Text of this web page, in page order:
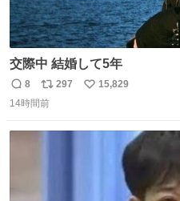
交際中 結婚して5年
返
信
8
リ
ポ
297
い
15,829
14時間前